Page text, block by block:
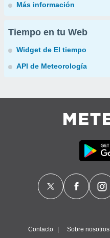
Más información
Tiempo en tu Web
Widget de El tiempo
API de Meteorología
Contacto Sobre nosotros